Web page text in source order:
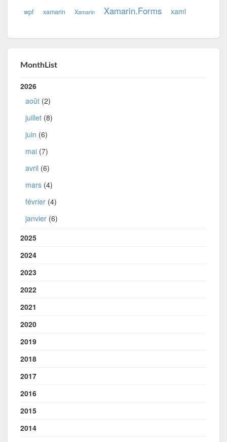
wpf xamarin Xamarin Xamarin.Forms xaml
MonthList
2026
août (2)
juillet (8)
juin (6)
mai (7)
avril (6)
mars (4)
février (4)
janvier (6)
2025
2024
2023
2022
2021
2020
2019
2018
2017
2016
2015
2014